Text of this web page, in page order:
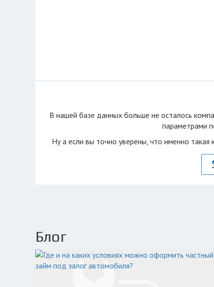
В нашей базе данных больше не осталоcь
параметрами
Ну а если вы точно уверены, что именно
Блог